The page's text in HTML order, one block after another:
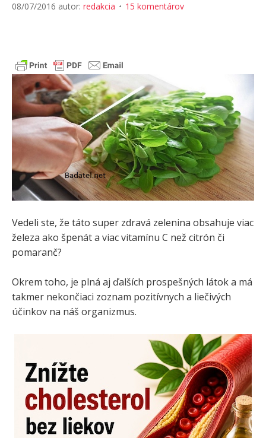
08/07/2016 autor: redakcia 15 komentárov
Vedeli ste, že táto super zdravá zelenina obsahuje viac
železa ako špenát a viac vitamínu C než citrón či
pomaranč?
Okrem toho, je plná aj ďalších prospešných látok a má
takmer nekončiaci zoznam pozitívnych a liečivých
účinkov na náš organizmus.